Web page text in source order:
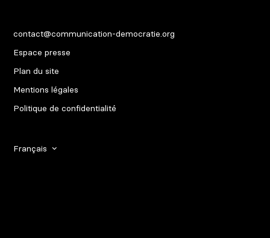
contact@communication-democratie.org
Espace presse
Plan du site
Mentions légales
Politique de confidentialité
Français